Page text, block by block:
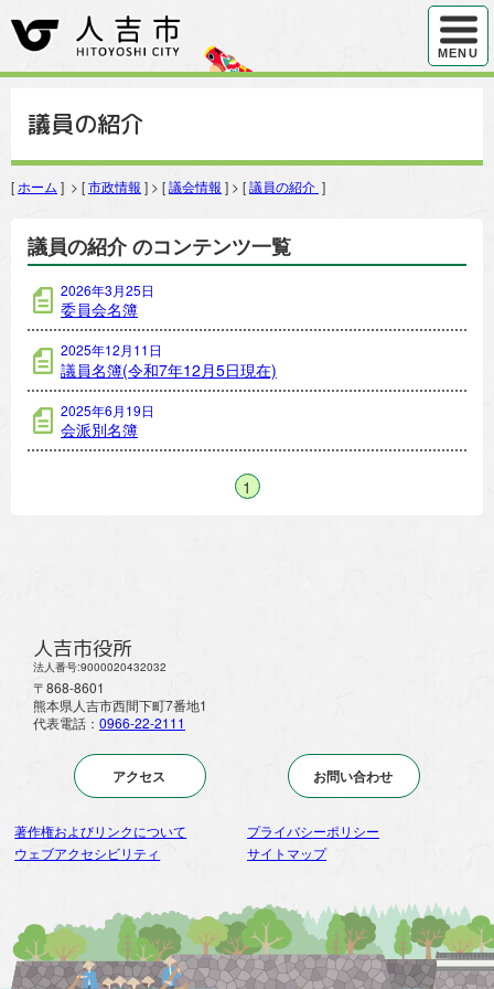
ハンバ
MENU
議員の紹介
[ ホーム ] > [市政情報 ] > [議会情報 ] > [議員の紹介 ]
議員の紹介 のコンテンツ一覧
2026年3月25日
委員会名簿
2025年12月11日
議員名簿(令和7年12月5日現在)
2025年6月19日
会派別名簿
1
人吉市役所
法人番号:9000020432032
〒868-8601
熊本県人吉市西間下町7番地1
代表電話： 0966-22-2111
アクセス お問い合わせ
著作権およびリンクについて
プライバシーポリシー
ウェブアクセシビリティ
サイトマップ